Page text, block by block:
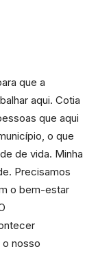
que a
aqui. Cotia
que aqui
o que
de vida. Minha
Precisamos
o bem-estar
nosso